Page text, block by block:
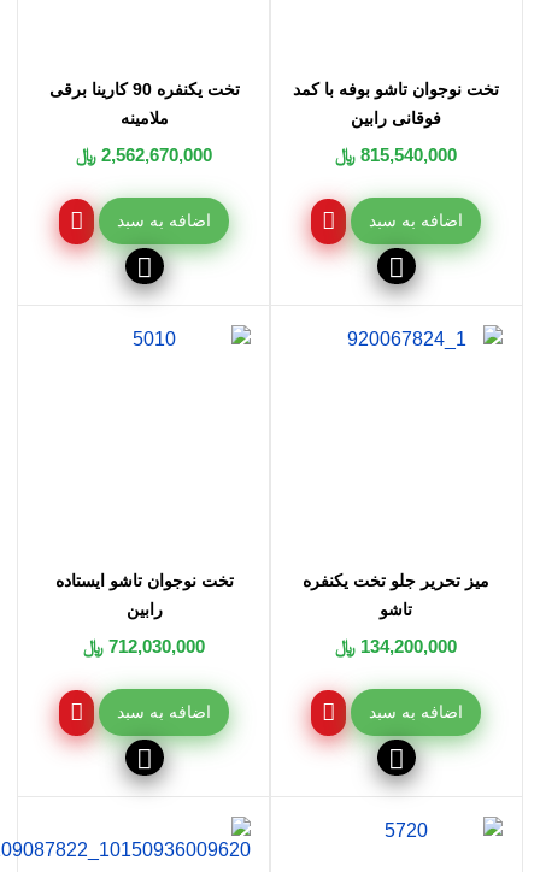
تخت نوجوان تاشو بوفه با کمد
فوقانی رابین
815,540,000 ﷼
اضافه به سبد
تخت یکنفره 90 کارینا برقی
ملامینه
2,562,670,000 ﷼
اضافه به سبد
میز تحریر جلو تخت یکنفره
تاشو
134,200,000 ﷼
اضافه به سبد
تخت نوجوان تاشو ایستاده
رابین
712,030,000 ﷼
اضافه به سبد